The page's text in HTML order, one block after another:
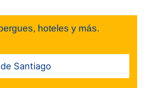
hoteles y más.